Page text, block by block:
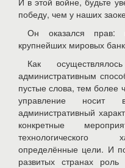
победу, чем у наших
Он оказался
крупнейших мировых
Как
административным
пустые слова, тем более
управление
административный
конкретные
технологического
определённые цели. И
развитых странах